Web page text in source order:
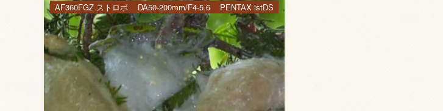
AF360FGZ ストロボ DA50-200mm/F4-5.6 PENTAX istDS